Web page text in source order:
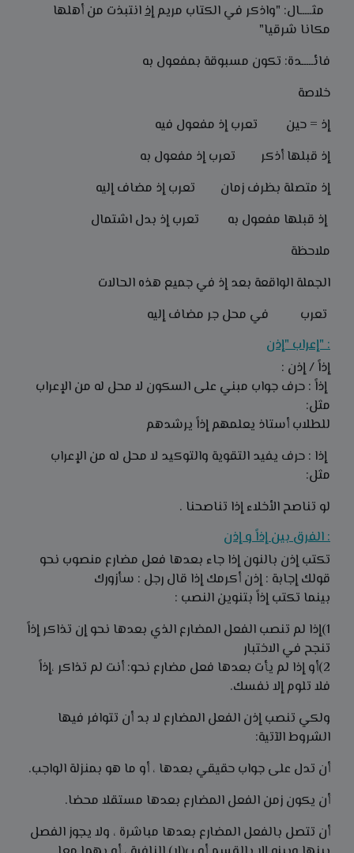
مثـــــال: "واذكر في الكتاب مريمإذانتبذت من أهلها
مكانا شرقيا"
فائـــــدة: تكون مسبوقة بمفعول به
خلاصة
إذ = حين تعرب إذ مفعول فيه
إذ قبلها أذكر تعرب إذ مفعول به
إذ متصلة بظرف زمان تعرب إذ مضاف إليه
إذ قبلها مفعول به تعرب إذ بدل اشتمال
ملاحظة
الجملة الواقعة بعد إذ في جميع هذه الحالات
تعرب في محل جر مضاف إليه
: "إعراب "إذن
إذاً / إذن :
إذاً : حرف جواب مبني على السكون لا محل له من الإعراب
مثل:
للطلاب أستاذ يعلمهم إذاً يرشدهم
إذا : حرف يفيد التقوية والتوكيد لا محل له من الإعراب
مثل:
لو تناصح الأخلاء إذا تناصحنا .
: الفرق بين إذاً و إذن
تكتب إذن بالنون إذا جاء بعدها فعل مضارع منصوب نحو
قولك إجابة : إذن أكرمك إذا قال رجل : سأزورك
بينما تكتب إذاً بتنوين النصب :
1)إذا لم تنصب الفعل المضارع الذي بعدها نحو إن تذاكر إذاً
تنجح في الاختبار
2)أو إذا لم يأت بعدها فعل مضارع نحو: أنت لم تذاكر ،إذاً
فلا تلوم إلا نفسك.
ولكي تنصب إذن الفعل المضارع لا بد أن تتوافر فيها
الشروط الآتية:
أن تدل على جواب حقيقي بعدها ، أو ما هو بمنزلة الواجب.
أن يكون زمن الفعل المضارع بعدها مستقلا محضا.
أن تتصل بالفعل المضارع بعدها مباشرة ، ولا يجوز الفصل